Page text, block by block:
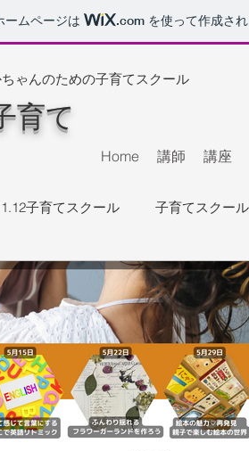
ームページは .com を使って作成さ
ゃんのための子育てスクール
育て
Home 講師 講座
子育てスクール 子育てスクール
ール